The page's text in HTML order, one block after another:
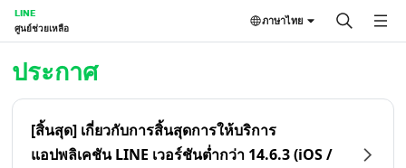
LINE
ศูนย์ช่วยเหลือ
ภาษาไทย
ประกาศ
[สิ้นสุด] เกี่ยวกับการสิ้นสุดการให้บริการ
แอปพลิเคชัน LINE เวอร์ชันต่ำกว่า 14.6.3 (iOS /